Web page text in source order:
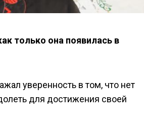
только она появилась в
уверенность в том, что нет
для достижения своей